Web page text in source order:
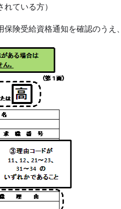
ている方）
険受給資格通知を確認のうえ、